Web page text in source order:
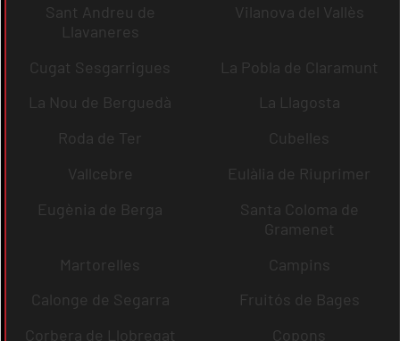
Sant Andreu de
Llavaneres
Vilanova del Vallès
Cugat Sesgarrigues
La Pobla de Claramunt
La Nou de Berguedà
La Llagosta
Roda de Ter
Cubelles
Vallcebre
Eulàlia de Riuprimer
Eugènia de Berga
Santa Coloma de
Gramenet
Martorelles
Campins
Calonge de Segarra
Fruitós de Bages
Corbera de Llobregat
Copons